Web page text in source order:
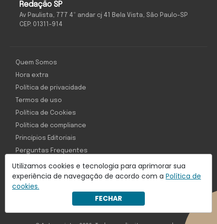
Utilizamos cookies e tecnologia para aprimorar sua
experiência de navegação de acordo com a Política de
cookies.
FECHAR
Redação SP
Av Paulista, 777 4º andar cj 41 Bela Vista, São Paulo-SP
CEP: 01311-914
Com inteligência e tecnologia:
Object1ve - Marketing Solution
Quem Somos
Hora extra
Política de privacidade
Termos de uso
Política de Cookies
Política de compliance
Princípios Editoriais
Perguntas Frequentes